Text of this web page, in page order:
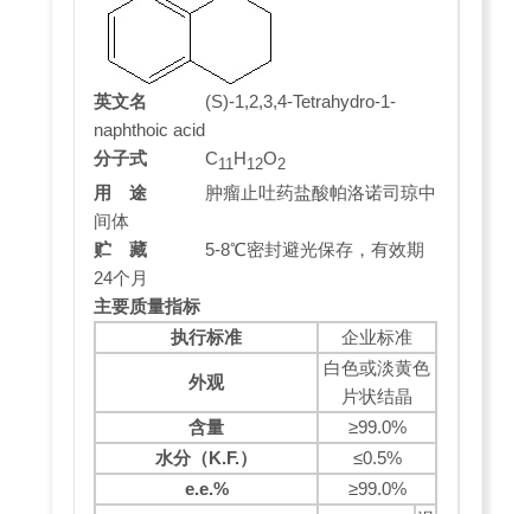
英文名 (S)-1,2,3,4-Tetrahydro-1-
naphthoic acid
分子式 C11H12O2
用 途 肿瘤止吐药盐酸帕洛诺司琼中
间体
贮 藏 5-8℃密封避光保存，有效期
24个月
主要质量指标
执行标准
企业标准
外观
白色或淡黄色
片状结晶
含量
≥99.0%
水分（K.F.）
≤0.5%
e.e.%
≥99.0%